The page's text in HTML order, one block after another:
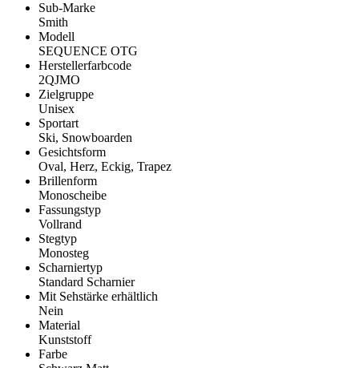
Sub-Marke
Smith
Modell
SEQUENCE OTG
Herstellerfarbcode
2QJMO
Zielgruppe
Unisex
Sportart
Ski, Snowboarden
Gesichtsform
Oval, Herz, Eckig, Trapez
Brillenform
Monoscheibe
Fassungstyp
Vollrand
Stegtyp
Monosteg
Scharniertyp
Standard Scharnier
Mit Sehstärke erhältlich
Nein
Material
Kunststoff
Farbe